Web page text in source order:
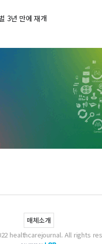
3년 만에 재개
매체소개
healthcarejournal. All rights